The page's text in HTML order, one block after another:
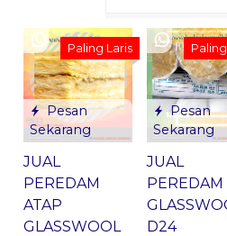
Pesan
Sekarang
Paling Laris
JUAL
PEREDAM
ATAP
GLASSWOOL
Pesan
Sekarang
JUAL
PEREDAM
D24